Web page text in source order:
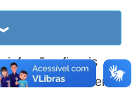
infrações fiscais
e com abertura em